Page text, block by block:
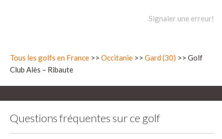
Signaler une erreur!
Tous les golfs en France >> Occitanie >> Gard (30) >> Golf
Club Alès – Ribaute
Questions fréquentes sur ce golf